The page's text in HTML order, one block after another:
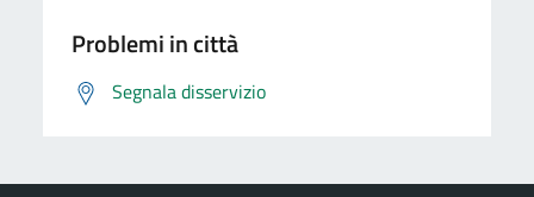
Problemi in città
Segnala disservizio